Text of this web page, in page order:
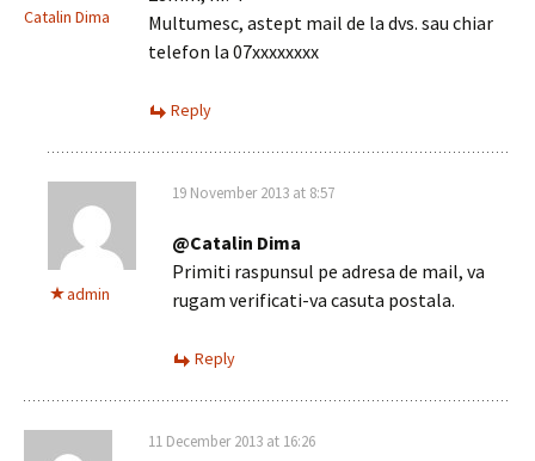
Catalin Dima
Multumesc, astept mail de la dvs. sau chiar
telefon la 07xxxxxxxx
Reply
admin
19 November 2013 at 8:57
@Catalin Dima
Primiti raspunsul pe adresa de mail, va
rugam verificati-va casuta postala.
Reply
11 December 2013 at 16:26